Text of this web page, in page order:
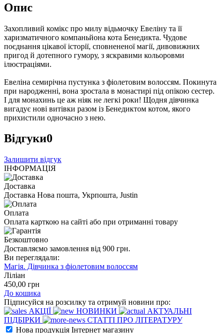
Опис
Захопливий комікс про милу відьмочку Евеліну та її
харизматичного компаньйона кота Бенедикта. Чудове
поєднання цікавої історії, сповнененої магії, дивовижних
пригод й дотепного гумору, з яскравими кольоровми
ілюстраціями.
Евеліна семирічна пустунка з фіолетовим волоссям. Покинута
при народженні, вона зростала в монастирі під опікою сестер.
І для монахинь це аж ніяк не легкі роки! Щодня дівчинка
вигадує нові витівки разом із Бенедиктом котом, якого
прихистили одночасно з нею.
Відгуки0
Залишити відгук
ІНФОРМАЦІЯ
Доставка
Доставка Нова пошта, Укрпошта, Justin
Оплата
Оплата карткою на сайті або при отриманні товару
Безкоштовно
Доставляємо замовлення від 900 грн.
Ви переглядали:
Магія. Дівчинка з фіолетовим волоссям
Ліліан
450,00 грн
До кошика
Підписуйся на розсилку та отримуй новини про:
АКЦІЇ
НОВИНКИ
АКТУАЛЬНІ
ПІДБІРКИ
СТАТТІ ПРО ЛІТЕРАТУРУ
Нова продукція Інтернет магазину